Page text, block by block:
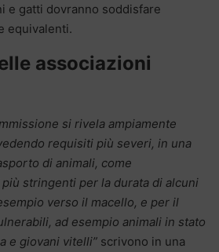
e gatti dovranno soddisfare
equivalenti.
associazioni
si rivela ampiamente
requisiti più severi, in una
di animali, come
stringenti per la durata di alcuni
verso il macello, e per il
ad esempio animali in stato
e giovani vitelli” scrivono in una